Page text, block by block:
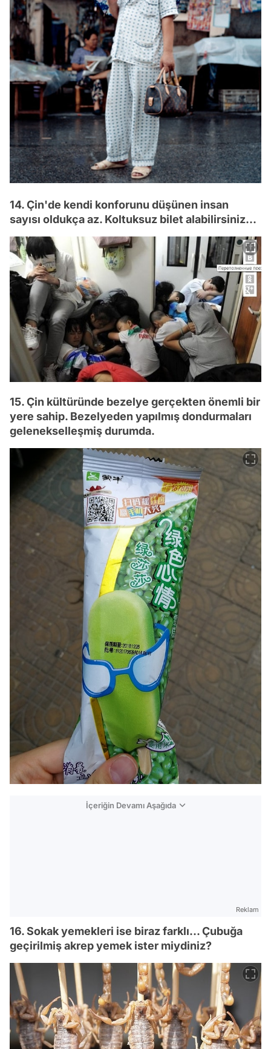
14. Çin'de kendi konforunu düşünen insan
sayısı oldukça az. Koltuksuz bilet alabilirsiniz...
15. Çin kültüründe bezelye gerçekten önemli bir
yere sahip. Bezelyeden yapılmış dondurmaları
gelenekselleşmiş durumda.
İçeriğin Devamı Aşağıda
Reklam
16. Sokak yemekleri ise biraz farklı... Çubuğa
geçirilmiş akrep yemek ister miydiniz?